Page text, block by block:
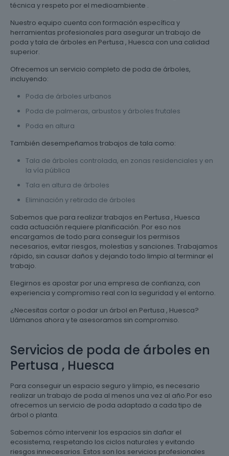
técnica y respeto por el medioambiente .
Nuestro equipo cuenta con formación específica y
herramientas profesionales para asegurar un trabajo de
poda y tala de árboles en Pertusa , Huesca con una calidad
superior.
Ofrecemos un servicio completo de poda de árboles,
incluyendo:
Poda de árboles urbanos
Poda de palmeras, arbustos y árboles frutales
Poda en altura
También desempeñamos trabajos de tala como:
Tala de árboles controlada, en zonas residenciales y en
la vía pública
Tala en altura de árboles
Eliminación y retirada de árboles
Sabemos que para realizar trabajos en Pertusa , Huesca
cada actuación requiere planificación. Por eso nos
encargamos de todo para conseguir los permisos
necesarios, evitar riesgos, molestias y sanciones. Trabajamos
rápido, sin causar daños y dejando todo limpio al terminar el
trabajo.
Elegirnos es apostar por una empresa de confianza, con
experiencia y compromiso real con la seguridad y el entorno.
¿Necesitas cortar o podar un árbol en Pertusa , Huesca?
Llámanos ahora y te asesoramos sin compromiso.
Servicios de poda de árboles en
Pertusa , Huesca
Para conseguir un espacio seguro y limpio, es necesario
realizar un trabajo de poda al menos una vez al año.Por eso
ofrecemos un servicio de poda adaptado a cada tipo de
árbol o planta.
Sabemos cómo intervenir los espacios sin dañar el
ecosistema, respetando los ciclos naturales y evitando
riesgos innecesarios. Estos son los servicios profesionales